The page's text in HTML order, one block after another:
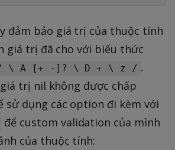
đảm bảo giá trị của thuộc tính
giá trị đã cho với biểu thức
\ A [+ -]? \ D + \ z / .
trị nil không được chấp
sử dụng các option đi kèm với
để custom validation của mình
của thuộc tính: